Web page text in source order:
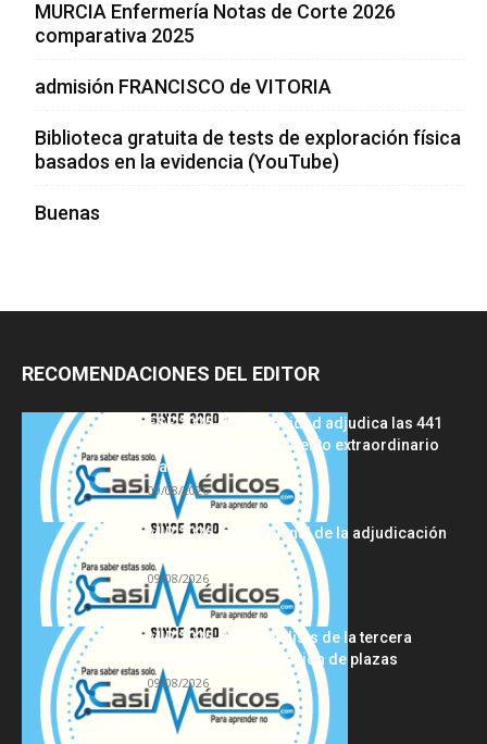
MURCIA Enfermería Notas de Corte 2026
comparativa 2025
admisión FRANCISCO de VITORIA
Biblioteca gratuita de tests de exploración física
basados en la evidencia (YouTube)
Buenas
RECOMENDACIONES DEL EDITOR
FSE 2025-2026: Sanidad adjudica las 441
plazas del procedimiento extraordinario
tras...
09/08/2026
MIR 2026: análisis final de la adjudicación
de plazas y claves...
09/08/2026
MIR 2025-2026: análisis de la tercera
semana de adjudicación de plazas
09/08/2026